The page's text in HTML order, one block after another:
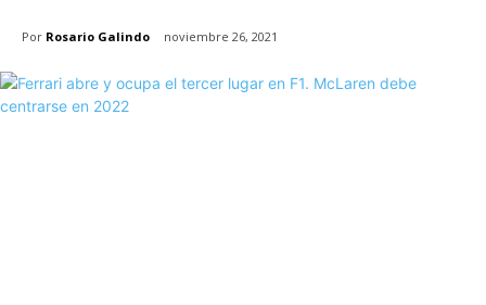
Por Rosario Galindo noviembre 26, 2021